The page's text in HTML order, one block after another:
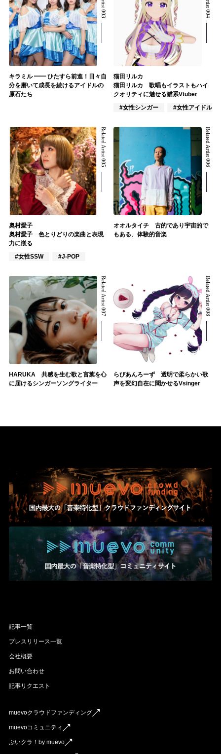
キラミル ━━ ひたすら前進！日々自
分を磨いて成長を続けるアイドルの
原石たち
猫田リルカ
猫田リルカ 歌唱もイラストもハイ
クオリティに魅せる猫系Vtuber
#女性シンガー
#女性アイドル
Related Artist 005
奥村愛子
奥村愛子 色とりどりの楽曲と表現
力に嵌る
#女性SSW
#J-POP
Related Artist 006
オオルタイチ 古的であり宇宙的で
もある、体験的音楽
Related Artist 007
HARUKA 共感を生む歌と言葉を心
に届けるシンガーソングライター
Related Artist 008
らびあんろーず 透明で柔らかい歌
声を変幻自在に聞かせるVsinger
記事一覧
プレスリリース一覧
会社概要
お問い合わせ
記事リクエスト
muevoクラウドファンディング
muevoコミュニティ
ぶいクラ！by muevo